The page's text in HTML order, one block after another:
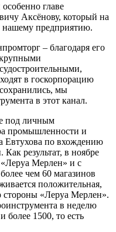
главе
Аксёнову, который на
нашему предприятию.
– благодаря его
в госкорпорацию
мы
в этот канал.
под личным
промышленности и
Евтухова по вхождению
результат, в ноябре
Мерлен» и с
чем 60 магазинов
положительная,
стороны «Леруа Мерлен».
в неделю
более 1500, то есть